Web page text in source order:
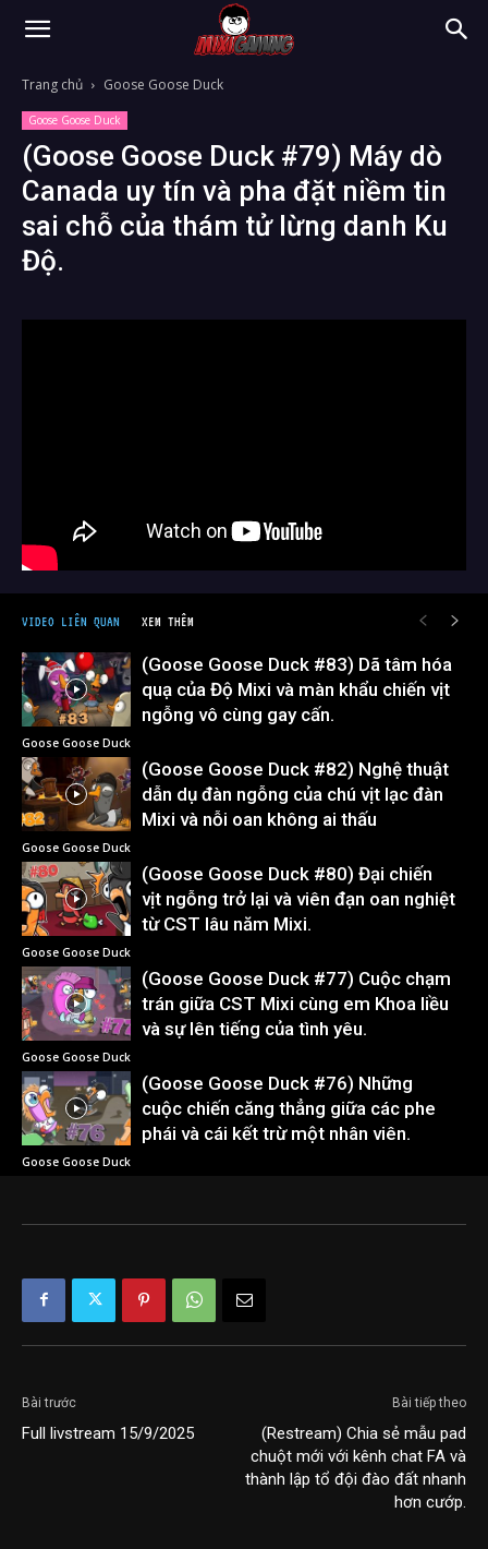
Trang chủ Goose Goose Duck
Goose Goose Duck
(Goose Goose Duck #79) Máy dò
Canada uy tín và pha đặt niềm tin
sai chỗ của thám tử lừng danh Ku
Độ.
VIDEO LIÊN QUAN XEM THÊM
Goose Goose Duck
(Goose Goose Duck #83) Dã tâm hóa
quạ của Độ Mixi và màn khẩu chiến vịt
ngỗng vô cùng gay cấn.
Goose Goose Duck
(Goose Goose Duck #82) Nghệ thuật
dẫn dụ đàn ngỗng của chú vịt lạc đàn
Mixi và nỗi oan không ai thấu
Goose Goose Duck
(Goose Goose Duck #80) Đại chiến
vịt ngỗng trở lại và viên đạn oan nghiệt
từ CST lâu năm Mixi.
Goose Goose Duck
(Goose Goose Duck #77) Cuộc chạm
trán giữa CST Mixi cùng em Khoa liều
và sự lên tiếng của tình yêu.
Goose Goose Duck
(Goose Goose Duck #76) Những
cuộc chiến căng thẳng giữa các phe
phái và cái kết trừ một nhân viên.
Bài trước
Full livstream 15/9/2025
Bài tiếp theo
(Restream) Chia sẻ mẫu pad
chuột mới với kênh chat FA và
thành lập tổ đội đào đất nhanh
hơn cướp.